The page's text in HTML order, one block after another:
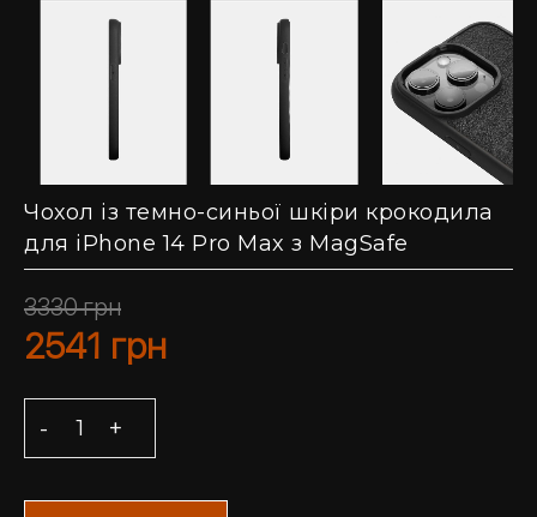
Чохол із темно-синьої шкіри крокодила
для iPhone 14 Pro Max з MagSafe
3330грн
2541 грн